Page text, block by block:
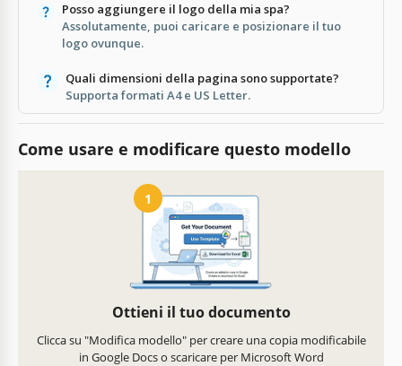
Posso aggiungere il logo della mia spa?
Assolutamente, puoi caricare e posizionare il tuo
logo ovunque.
Quali dimensioni della pagina sono supportate?
Supporta formati A4 e US Letter.
Come usare e modificare questo modello
1
Ottieni il tuo documento
Clicca su "Modifica modello" per creare una copia modificabile
in Google Docs o scaricare per Microsoft Word